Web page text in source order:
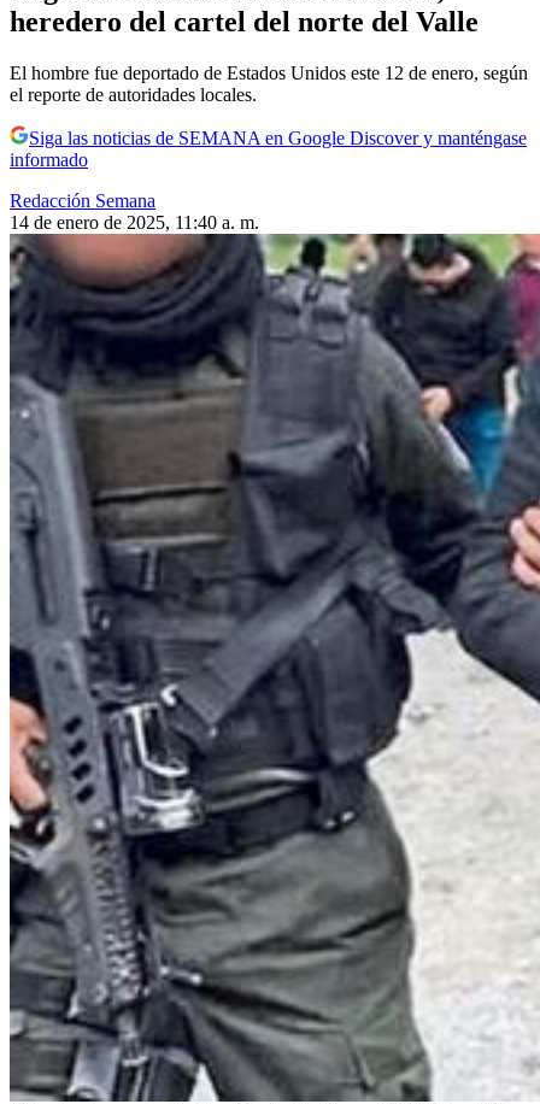
heredero del cartel del norte del Valle
El hombre fue deportado de Estados Unidos este 12 de enero, según
el reporte de autoridades locales.
Siga las noticias de SEMANA en Google Discover y manténgase
informado
Redacción Semana
14 de enero de 2025, 11:40 a. m.